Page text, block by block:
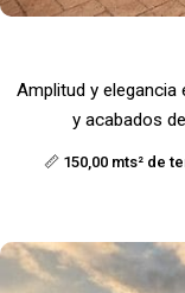
📏 150,00 mts² de
Amplitud y elegancia
y acabados